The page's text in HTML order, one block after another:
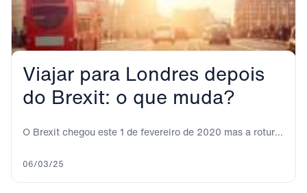
Viajar para Londres depois
do Brexit: o que muda?
O Brexit chegou este 1 de fevereiro de 2020 mas a rotura
06/03/25